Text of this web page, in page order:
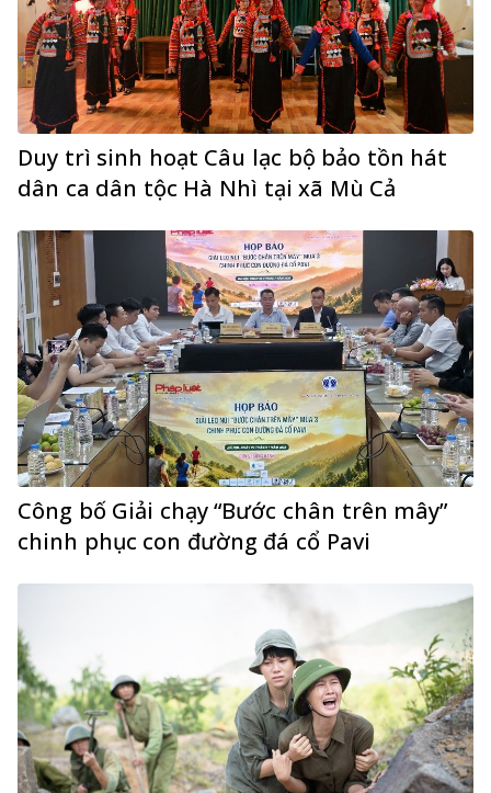
Duy trì sinh hoạt Câu lạc bộ bảo tồn hát
dân ca dân tộc Hà Nhì tại xã Mù Cả
Công bố Giải chạy “Bước chân trên mây”
chinh phục con đường đá cổ Pavi